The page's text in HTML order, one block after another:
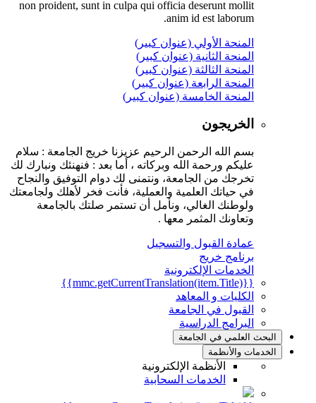
non proident, sunt in culpa qui officia deserunt mollit
anim id est laborum.
المنحة الأولي (عنوان كبير)
المنحة الثانية (عنوان كبير)
المنحة الثالثة (عنوان كبير)
المنحة الرابعة (عنوان كبير)
المنحة الخامسة (عنوان كبير)
الخريجون
بسم الله الرحمن الرحيم عزيزنا خريج الجامعة : سلام
عليكم ورحمة الله وبركاته ، أما بعد : فنهنئك ونبارك لك
تخرجك من الجامعة، ونتمنى لك دوام التوفيق والنجاح
في حياتك العلمية والعملية، فأنت فخر لأهلك ولجامعتك
ولوطنك الغالي، ونأمل أن تستمر صلتك بالجامعة
وتعاونك المثمر معها .
عمادة القبول والتسجيل
برنامج خريج
الخدمات الإلكترونية
{{mmc.getCurrentTranslation(item.Title)}}
الكليات و المعاهد
القبول في الجامعة
البرامج الدراسية
البحث العلمي في الجامعة
الخدمات والأنظمة
الأنظمة الإلكترونية
الخدمات السحابية